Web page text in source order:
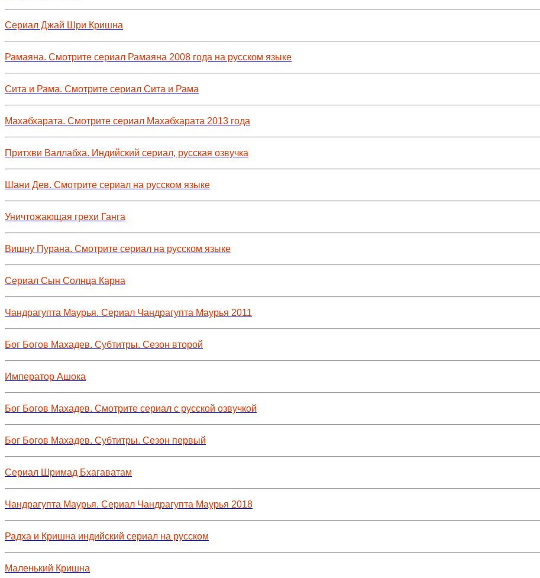
Сериал Джай Шри Кришна
Рамаяна. Смотрите сериал Рамаяна 2008 года на русском языке
Сита и Рама. Смотрите сериал Сита и Рама
Махабхарата. Смотрите сериал Махабхарата 2013 года
Притхви Валлабха. Индийский сериал, русская озвучка
Шани Дев. Смотрите сериал на русском языке
Уничтожающая грехи Ганга
Вишну Пурана. Смотрите сериал на русском языке
Сериал Сын Солнца Карна
Чандрагупта Маурья. Сериал Чандрагупта Маурья 2011
Бог Богов Махадев. Субтитры. Сезон второй
Император Ашока
Бог Богов Махадев. Смотрите сериал с русской озвучкой
Бог Богов Махадев. Субтитры. Сезон первый
Сериал Шримад Бхагаватам
Чандрагупта Маурья. Сериал Чандрагупта Маурья 2018
Радха и Кришна индийский сериал на русском
Маленький Кришна